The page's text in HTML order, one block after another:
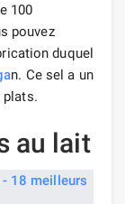
100
pouvez
duquel
n. Ce sel a un
plats.
au lait